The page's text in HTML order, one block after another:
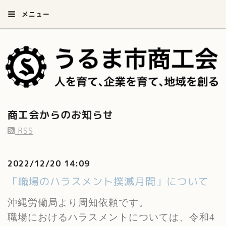
メニュー
商工会からのお知らせ
RSS
2022/12/20 14:09
「職場のハラスメント撲滅月間」について
沖縄労働局より周知依頼です。
職場におけるハラスメントについては、令和4